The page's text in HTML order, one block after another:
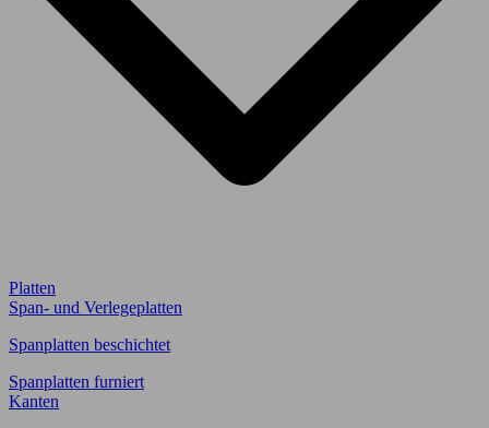
Platten
Span- und Verlegeplatten
Spanplatten beschichtet
Spanplatten furniert
Kanten